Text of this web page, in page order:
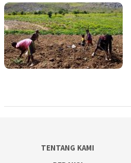
TENTANG KAMI